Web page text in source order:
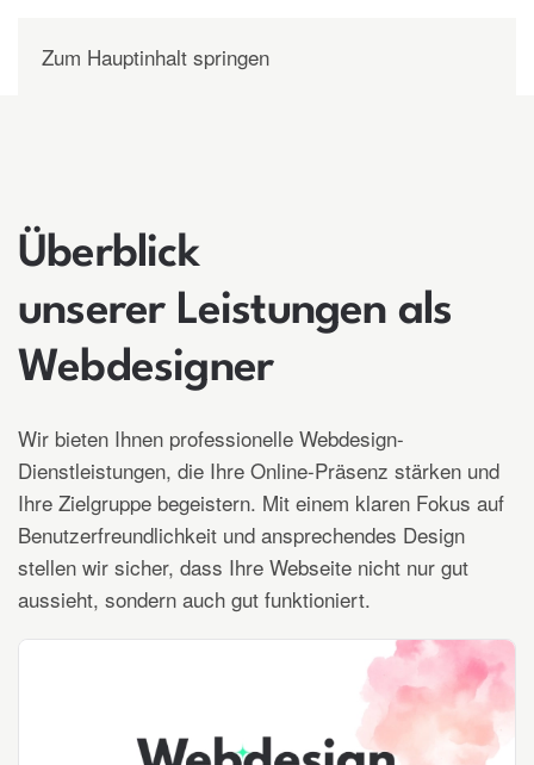
Zum Hauptinhalt springen
Überblick
unserer Leistungen als
Webdesigner
Wir bieten Ihnen professionelle Webdesign-
Dienstleistungen, die Ihre Online-Präsenz stärken und
Ihre Zielgruppe begeistern. Mit einem klaren Fokus auf
Benutzerfreundlichkeit und ansprechendes Design
stellen wir sicher, dass Ihre Webseite nicht nur gut
aussieht, sondern auch gut funktioniert.